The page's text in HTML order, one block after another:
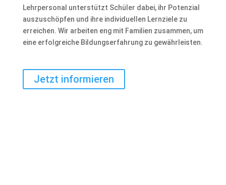
Lehrpersonal unterstützt Schüler dabei, ihr Potenzial
auszuschöpfen und ihre individuellen Lernziele zu
erreichen. Wir arbeiten eng mit Familien zusammen, um
eine erfolgreiche Bildungserfahrung zu gewährleisten.
Jetzt informieren